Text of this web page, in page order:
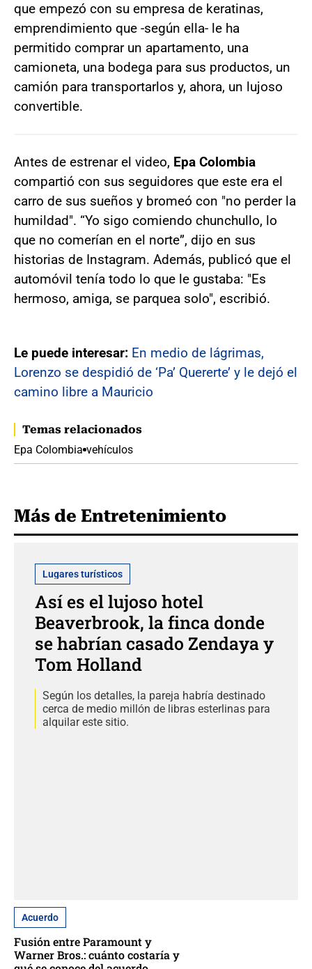
que empezó con su empresa de keratinas,
emprendimiento que -según ella- le ha
permitido comprar un apartamento, una
camioneta, una bodega para sus productos, un
camión para transportarlos y, ahora, un lujoso
convertible.
Antes de estrenar el video, Epa Colombia
compartió con sus seguidores que este era el
carro de sus sueños y bromeó con "no perder la
humildad". “Yo sigo comiendo chunchullo, lo
que no comerían en el norte”, dijo en sus
historias de Instagram. Además, publicó que el
automóvil tenía todo lo que le gustaba: "Es
hermoso, amiga, se parquea solo", escribió.
Le puede interesar: En medio de lágrimas,
Lorenzo se despidió de ‘Pa’ Quererte’ y le dejó el
camino libre a Mauricio
Temas relacionados
Epa Colombia vehículos
Más de Entretenimiento
Lugares turísticos
Así es el lujoso hotel
Beaverbrook, la finca donde
se habrían casado Zendaya y
Tom Holland
Según los detalles, la pareja habría destinado
cerca de medio millón de libras esterlinas para
alquilar este sitio.
Acuerdo
Fusión entre Paramount y
Warner Bros.: cuánto costaría y